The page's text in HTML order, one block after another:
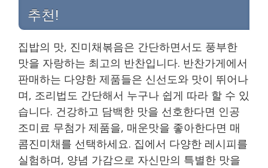
추천!
집밥의 맛, 진미채볶음은 간단하면서도 풍부한
맛을 자랑하는 최고의 반찬입니다. 반찬가게에서
판매하는 다양한 제품들은 신선도와 맛이 뛰어나
며, 조리법도 간단해서 누구나 쉽게 따라 할 수 있
습니다. 건강하고 담백한 맛을 선호한다면 인공
조미료 무첨가 제품을, 매운맛을 좋아한다면 매
콤진미채를 선택하세요. 집에서 다양한 레시피를
실험하며, 양념 가감으로 자신만의 특별한 맛을